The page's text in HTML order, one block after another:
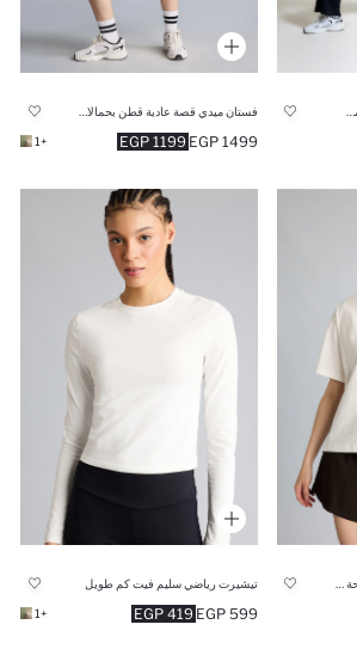
1199 EGP 1499 EGP
+1
تيشيرت رياضي سليم فيت كم طويل
419 EGP 599 EGP
+1